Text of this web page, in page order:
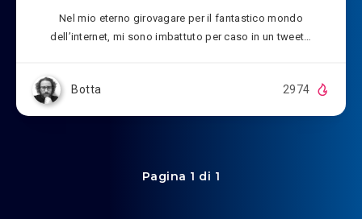
Nel mio eterno girovagare per il fantastico mondo
dell’internet, mi sono imbattuto per caso in un tweet…
Botta 2974
Pagina 1 di 1